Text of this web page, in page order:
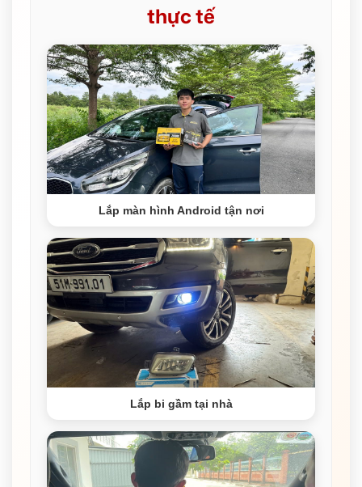
thực tế
Lắp màn hình Android tận nơi
Lắp bi gầm tại nhà